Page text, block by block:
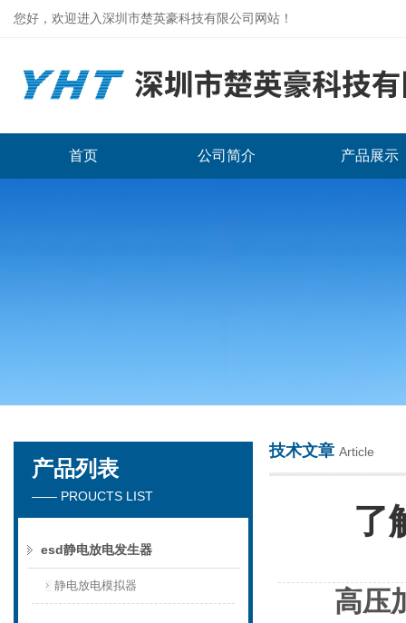
您好，欢迎进入深圳市楚英豪科技有限公司网站！
深圳市楚英豪科技有限公司
首页 公司简介 产品展示
产品列表
—— PROUCTS LIST
esd静电放电发生器
静电放电模拟器
技术文章 Article
了
高压